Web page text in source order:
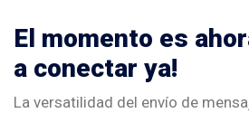
El momento es
a conectar ya!
La versatilidad del envío de